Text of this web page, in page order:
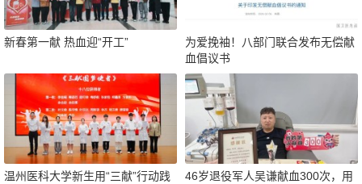
新春第一献 热血迎“开工”
为爱挽袖！八部门联合发布无偿献
血倡议书
温州医科大学新生用“三献”行动践
46岁退役军人吴谦献血300次，用